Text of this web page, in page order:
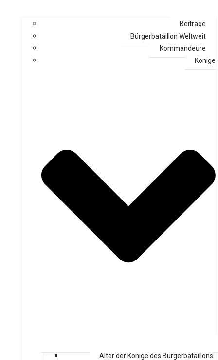
Beiträge
Bürgerbataillon Weltweit
Kommandeure
Könige
Alter der Könige des Bürgerbataillons